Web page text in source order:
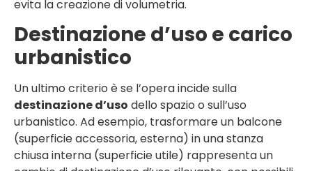
evita la creazione di volumetria.
Destinazione d’uso e carico
urbanistico
Un ultimo criterio è se l’opera incide sulla
destinazione d’uso dello spazio o sull’uso
urbanistico. Ad esempio, trasformare un balcone
(superficie accessoria, esterna) in una stanza
chiusa interna (superficie utile) rappresenta un